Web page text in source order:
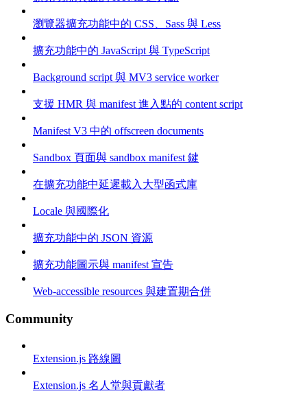
瀏覽器擴充功能中的 CSS、Sass 與 Less
擴充功能中的 JavaScript 與 TypeScript
Background script 與 MV3 service worker
支援 HMR 與 manifest 進入點的 content script
Manifest V3 中的 offscreen documents
Sandbox 頁面與 sandbox manifest 鍵
在擴充功能中延遲載入大型函式庫
Locale 與國際化
擴充功能中的 JSON 資源
擴充功能圖示與 manifest 宣告
Web-accessible resources 與建置期合併
Community
Extension.js 路線圖
Extension.js 名人堂與貢獻者